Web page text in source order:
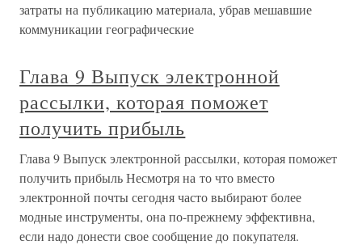
затраты на публикацию материала, убрав мешавшие
коммуникации географические
Глава 9 Выпуск электронной
рассылки, которая поможет
получить прибыль
Глава 9 Выпуск электронной рассылки, которая поможет
получить прибыль Несмотря на то что вместо
электронной почты сегодня часто выбирают более
модные инструменты, она по-прежнему эффективна,
если надо донести свое сообщение до покупателя.